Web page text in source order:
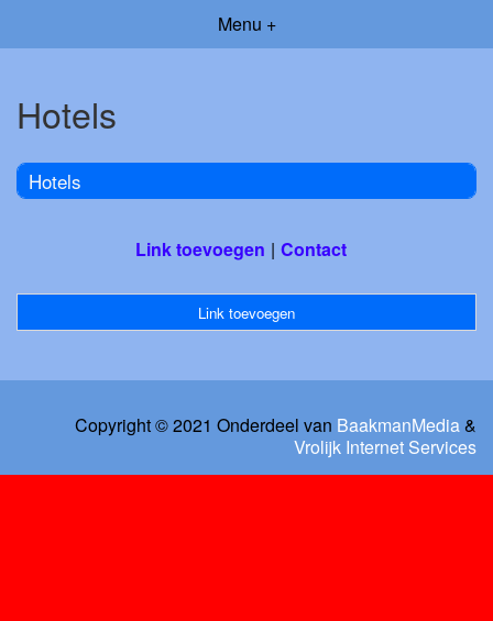
Menu +
Hotels
Hotels
Link toevoegen Contact
Link toevoegen
Copyright © 2021 Onderdeel van BaakmanMedia&
Vrolijk Internet Services